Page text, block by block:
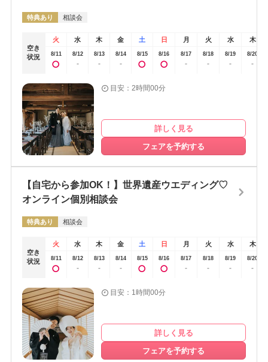
もイメージが湧きやすかったです。また、後日式場の中の様子がわか
せて相談ができました。いろいろなものを駆使して丁寧に説明してく
れたのが印象的でした。決め手はやはり世界遺産であることでした。
友人が結婚式をした場所がコロナの時に倒産してしまって葬儀場にな
ってしまったことを聞いて、やはりなくなることのない場所を自分た
ちの結婚式の場所にしたいと強く思っていたので、なくならない場所
というのが一番の決め手でした。また、都内で衣裳合わせや打合せが
行えるのも決めた理由のひとつです。わざわざ日光に何度も行くのは
時間的にも大変な感じがしていたので、それがないこともいいサービ
スだなと思いました。神社の結婚式なので、私の場合は参列するひと
も初めての方が多くて、いろいろな質問が多かったです。着物以外で
出席してもいいのかや神前結婚式についての内容の確認など。私自身
も初めての神社での結婚式なのでプランナーさんに事前に聞かれてい
た質問を最初に送って回答を貰ってみんなに連絡をしました。結婚式
当日を迎える前に事前に情報を共有したので、比較的当日はみんなよ
特典あり 相談会
空き
状況
火 水 木 金 土 日 月 火 水 木
8/11 8/12
-
8/13
-
8/14
-
8/15 8/16 8/17
-
8/18
-
8/19
-
8/20
-
目安：2時間00分
詳しく見る
フェアを予約する
【自宅から参加OK！】世界遺産ウエディング♡
オンライン個別相談会
特典あり 相談会
空き
状況
火 水 木 金 土 日 月 火 水 木
8/11 8/12
-
8/13
-
8/14
-
8/15 8/16 8/17
-
8/18
-
8/19
-
8/20
-
目安：1時間00分
詳しく見る
フェアを予約する